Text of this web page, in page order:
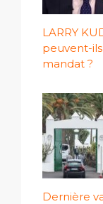
LARRY
peuvent-
mandat ?
Dernière